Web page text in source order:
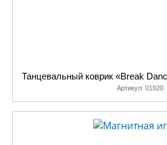
Танцевальный коврик «Break
Артикул: 01920